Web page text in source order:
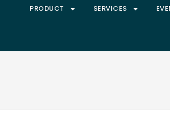
PRODUCT SERVICES